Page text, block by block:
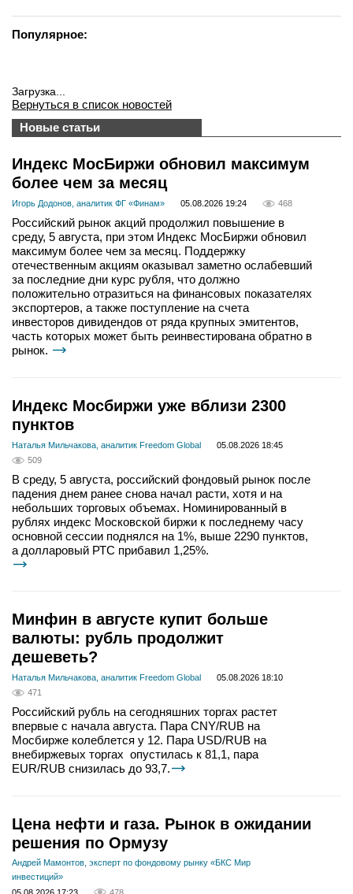
Популярное:
Загрузка...
Вернуться в список новостей
Новые статьи
Индекс МосБиржи обновил максимум
более чем за месяц
Игорь Додонов, аналитик ФГ «Финам» 05.08.2026 19:24 468
Российский рынок акций продолжил повышение в
среду, 5 августа, при этом Индекс МосБиржи обновил
максимум более чем за месяц. Поддержку
отечественным акциям оказывал заметно ослабевший
за последние дни курс рубля, что должно
положительно отразиться на финансовых показателях
экспортеров, а также поступление на счета
инвесторов дивидендов от ряда крупных эмитентов,
часть которых может быть реинвестирована обратно в
рынок.
Индекс Мосбиржи уже вблизи 2300
пунктов
Наталья Мильчакова, аналитик Freedom Global
05.08.2026 18:45
509
В среду, 5 августа, российский фондовый рынок после
падения днем ранее снова начал расти, хотя и на
небольших торговых объемах. Номинированный в
рублях индекс Московской биржи к последнему часу
основной сессии поднялся на 1%, выше 2290 пунктов,
а долларовый РТС прибавил 1,25%.
Минфин в августе купит больше
валюты: рубль продолжит
дешеветь?
Наталья Мильчакова, аналитик Freedom Global
05.08.2026 18:10
471
Российский рубль на сегодняшних торгах растет
впервые с начала августа. Пара CNY/RUB на
Мосбирже колеблется у 12. Пара USD/RUB на
внебиржевых торгах опустилась к 81,1, пара
EUR/RUB снизилась до 93,7.
Цена нефти и газа. Рынок в ожидании
решения по Ормузу
Андрей Мамонтов, эксперт по фондовому рынку «БКС Мир
инвестиций»
05.08.2026 17:23
478